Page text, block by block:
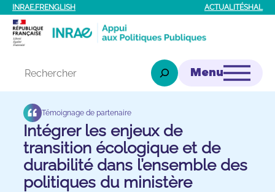
Aller
contenu
INRAE.FRENGLISH ACTUALITÉSHAL
Rechercher
Témoignage de partenaire
Intégrer les enjeux de
transition écologique et de
durabilité dans l’ensemble des
politiques du ministère